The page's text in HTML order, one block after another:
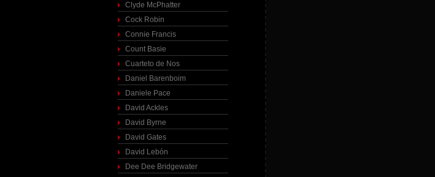
Clyde McPhatter
Cock Robin
Connie Francis
Count Basie
Cuarteto de Nos
Daniel Barenboim
Daniele Pace
David Ackles
David Byrne
David Gates
David Lebón
Dee Dee Bridgewater